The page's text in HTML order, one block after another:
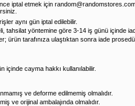
iptal etmek için
aynı gün iptal edilebilir.
tahsilat yöntemine göre 3-14 iş günü içinde
ürün tarafınıza ulaştıktan sonra iade
içinde cayma hakkı kullanılabilir.
ve deforme edilmemiş olmalıdır.
ve orijinal ambalajında olmalıdır.